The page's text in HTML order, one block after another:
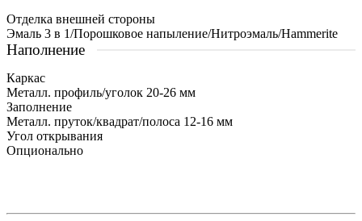
Отделка внешней стороны
Эмаль 3 в 1/Порошковое напыление/Нитроэмаль/Hammerite
Наполнение
Каркас
Металл. профиль/уголок 20-26 мм
Заполнение
Металл. пруток/квадрат/полоса 12-16 мм
Угол открывания
Опционально